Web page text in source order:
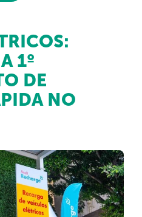
1º
DE
NO